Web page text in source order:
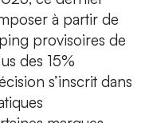
à partir de
provisoires de
des 15%
s’inscrit dans